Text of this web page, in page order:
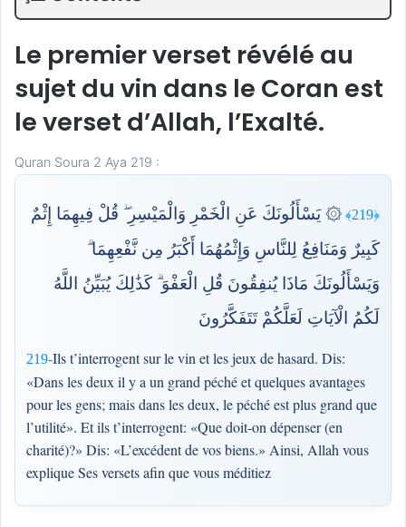
Le premier verset révélé au
sujet du vin dans le Coran est
le verset d’Allah, l’Exalté.
Quran Soura 2 Aya 219 :
﴿219﴾
۞ يَسْأَلُونَكَ عَنِ الْخَمْرِ وَالْمَيْسِرِ ۖ قُلْ فِيهِمَا إِثْمٌ
كَبِيرٌ وَمَنَافِعُ لِلنَّاسِ وَإِثْمُهُمَا أَكْبَرُ مِن نَّفْعِهِمَا ۗ
وَيَسْأَلُونَكَ مَاذَا يُنفِقُونَ قُلِ الْعَفْوَ ۗ كَذَٰلِكَ يُبَيِّنُ اللَّهُ
لَكُمُ الْآيَاتِ لَعَلَّكُمْ تَتَفَكَّرُونَ
219-Ils t’interrogent sur le vin et les jeux de hasard. Dis:
«Dans les deux il y a un grand péché et quelques avantages
pour les gens; mais dans les deux, le péché est plus grand que
l’utilité». Et ils t’interrogent: «Que doit-on dépenser (en
charité)?» Dis: «L’excédent de vos biens.» Ainsi, Allah vous
explique Ses versets afin que vous méditiez